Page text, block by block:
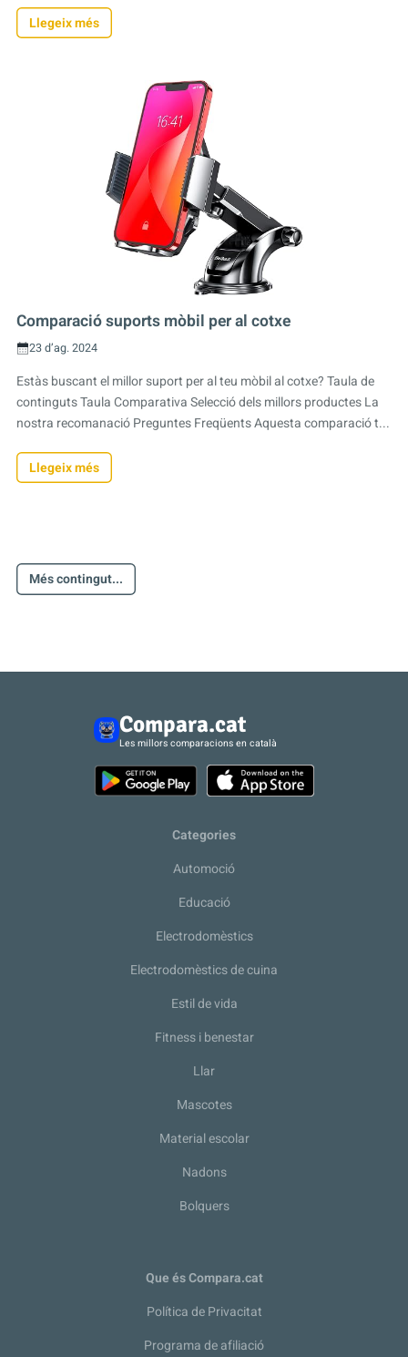
Llegeix més
Comparació suports mòbil per al cotxe
23 d’ag. 2024
Estàs buscant el millor suport per al teu mòbil al cotxe? Taula de
continguts Taula Comparativa Selecció dels millors productes La
nostra recomanació Preguntes Freqüents Aquesta comparació t...
Llegeix més
Més contingut...
Compara.cat
Les millors comparacions en català
Categories
Automoció
Educació
Electrodomèstics
Electrodomèstics de cuina
Estil de vida
Fitness i benestar
Llar
Mascotes
Material escolar
Nadons
Bolquers
Que és Compara.cat
Política de Privacitat
Programa de afiliació